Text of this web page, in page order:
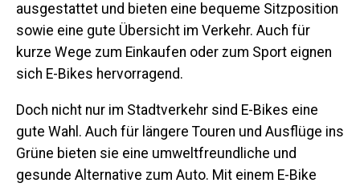
ausgestattet und bieten eine bequeme Sitzposition
sowie eine gute Übersicht im Verkehr. Auch für
kurze Wege zum Einkaufen oder zum Sport eignen
sich E-Bikes hervorragend.
Doch nicht nur im Stadtverkehr sind E-Bikes eine
gute Wahl. Auch für längere Touren und Ausflüge ins
Grüne bieten sie eine umweltfreundliche und
gesunde Alternative zum Auto. Mit einem E-Bike